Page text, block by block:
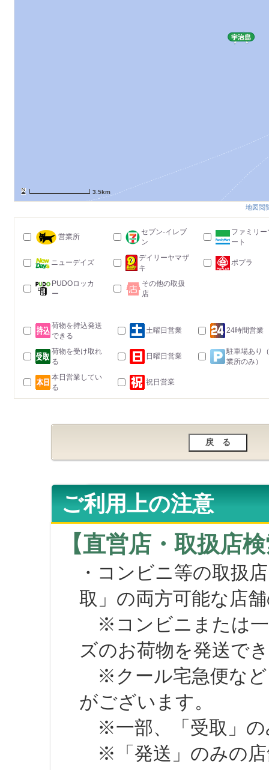
3.5km
地図閲
営業所
セブン-イレブ
ン
ファミリー
ート
ニューデイズ
デイリーヤマザ
キ
ポプラ
PUDOロッカ
ー
その他の取扱
店
荷物を持込発送
できる
土曜日営業 24時間営業
荷物を受け取れ
る
日曜日営業
駐車場あり
業所のみ）
本日営業してい
る
祝日営業
ご利用上の注意
【直営店・取扱店
・コンビニ等の取扱
取」の両方可能な店
※コンビニまたは一
ズのお荷物を発送で
※クール宅急便など
がございます。
※一部、「受取」の
※「発送」のみの店